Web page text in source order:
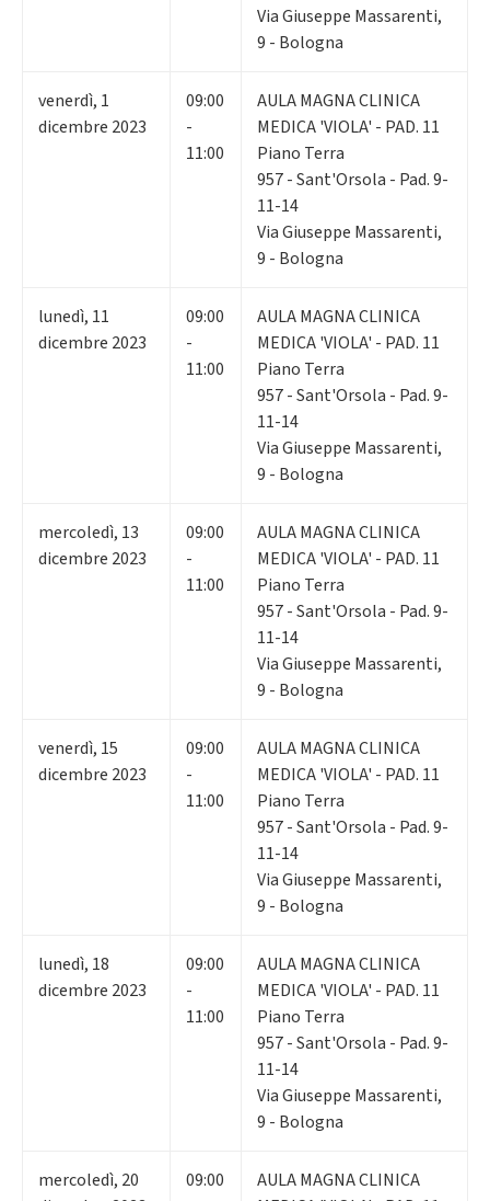
Via Giuseppe Massarenti,
9 - Bologna
venerdì, 1
dicembre 2023
09:00
-
11:00
AULA MAGNA CLINICA
MEDICA 'VIOLA' - PAD. 11
Piano Terra
957 - Sant'Orsola - Pad. 9-
11-14
Via Giuseppe Massarenti,
9 - Bologna
lunedì, 11
dicembre 2023
09:00
-
11:00
AULA MAGNA CLINICA
MEDICA 'VIOLA' - PAD. 11
Piano Terra
957 - Sant'Orsola - Pad. 9-
11-14
Via Giuseppe Massarenti,
9 - Bologna
mercoledì, 13
dicembre 2023
09:00
-
11:00
AULA MAGNA CLINICA
MEDICA 'VIOLA' - PAD. 11
Piano Terra
957 - Sant'Orsola - Pad. 9-
11-14
Via Giuseppe Massarenti,
9 - Bologna
venerdì, 15
dicembre 2023
09:00
-
11:00
AULA MAGNA CLINICA
MEDICA 'VIOLA' - PAD. 11
Piano Terra
957 - Sant'Orsola - Pad. 9-
11-14
Via Giuseppe Massarenti,
9 - Bologna
lunedì, 18
dicembre 2023
09:00
-
11:00
AULA MAGNA CLINICA
MEDICA 'VIOLA' - PAD. 11
Piano Terra
957 - Sant'Orsola - Pad. 9-
11-14
Via Giuseppe Massarenti,
9 - Bologna
mercoledì, 20
09:00
AULA MAGNA CLINICA